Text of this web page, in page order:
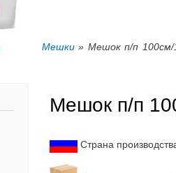
Мешки » Мешок п/п 100см/
Мешок п/п
Страна